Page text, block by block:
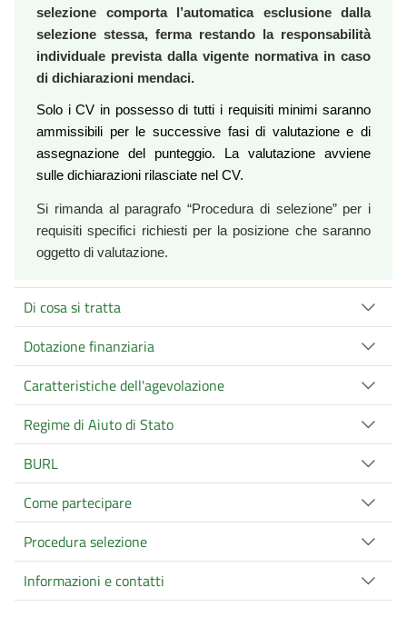
selezione comporta l’automatica esclusione dalla
selezione stessa, ferma restando la responsabilità
individuale prevista dalla vigente normativa in caso
di dichiarazioni mendaci.
Solo i CV in possesso di tutti i requisiti minimi saranno
ammissibili per le successive fasi di valutazione e di
assegnazione del punteggio. La valutazione avviene
sulle dichiarazioni rilasciate nel CV.
Si rimanda al paragrafo “Procedura di selezione” per i
requisiti specifici richiesti per la posizione che saranno
oggetto di valutazione.
Di cosa si tratta
Dotazione finanziaria
Caratteristiche dell'agevolazione
Regime di Aiuto di Stato
BURL
Come partecipare
Procedura selezione
Informazioni e contatti